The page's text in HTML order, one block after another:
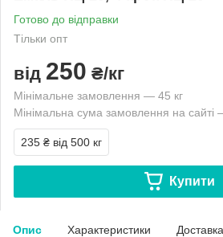
Готово до відправки
Тільки опт
від 250 ₴/кг
Мінімальне замовлення — 45 кг
Мінімальна сума замовлення на
235 ₴ від 500 кг
Купити
Опис Характеристики Доставка